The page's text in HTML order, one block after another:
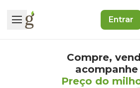
Entrar
Compre,
acompanhe
Preço do